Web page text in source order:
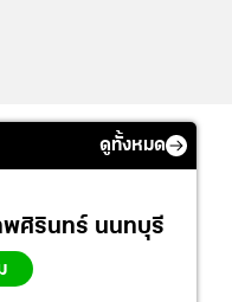
ดูทั้งหมด
พศิรินทร์ นนทบุรี